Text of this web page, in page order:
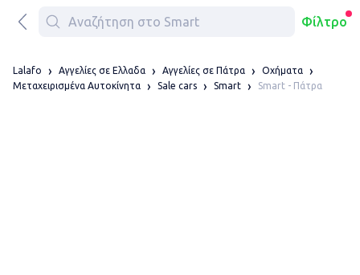
Φίλτρο
Lalafo Αγγελίες σε Ελλαδα Αγγελίες σε Πάτρα
Οχήματα
Μεταχειρισμένα Αυτοκίνητα
Sale cars Smart Smart - Πάτρα